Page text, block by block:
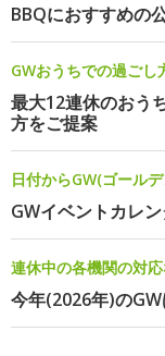
BBQにおすすめの
GWおうちでの過ごし
最大12連休のおう
方をご提案
日付からGW(ゴール
GWイベントカレ
連休中の各機関の対
今年(2026年)の